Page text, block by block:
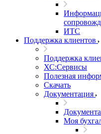
ИТС
Поддержка клиентов
Поддержка
ХС:Сервисы
Полезная
Скачать
Документация
Моя